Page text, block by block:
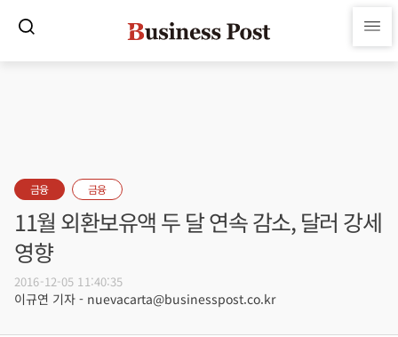
금융 금융
11월 외환보유액 두 달 연속 감소, 달러 강세
영향
2016-12-05 11:40:35
이규연 기자 - nuevacarta@businesspost.co.kr